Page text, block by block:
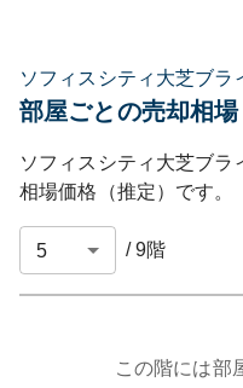
ソフィスシティ大芝ブラ
部屋ごとの売却相場
ソフィスシティ大芝ブラ
相場価格（推定）です。
/9階
この階には部